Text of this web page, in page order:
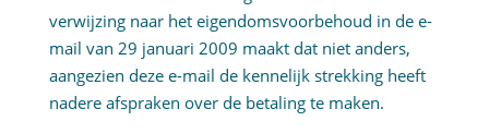
verwijzing naar het eigendomsvoorbehoud in de e-
mail van 29 januari 2009 maakt dat niet anders,
aangezien deze e-mail de kennelijk strekking heeft
nadere afspraken over de betaling te maken.